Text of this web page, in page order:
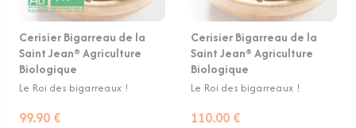
Cerisier Bigarreau de la
Saint Jean® Agriculture
Biologique
Le Roi des bigarreaux !
99.90 €
Cerisier Bigarreau de la
Saint Jean® Agriculture
Biologique
Le Roi des bigarreaux !
110.00 €